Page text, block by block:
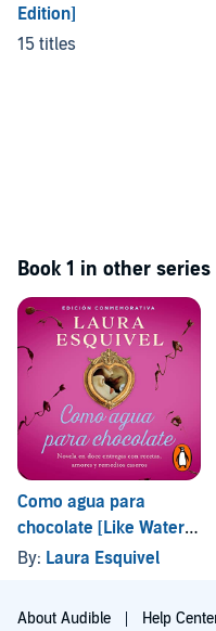
Edition]
15 titles
Book 1 in other series
Como agua para
chocolate [Like Water
for Chocolate]
By: Laura Esquivel
About Audible Help